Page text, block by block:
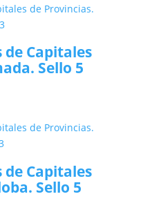
de Capitales
Sello 5
de Capitales
Sello 5